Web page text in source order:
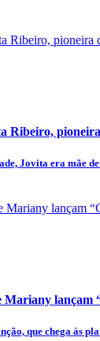
Ribeiro,
Jovita era mãe
lançam
que chega às